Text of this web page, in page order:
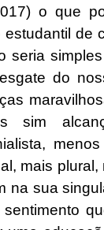
o que
estudantil de
seria
do
sim
mais
na sua